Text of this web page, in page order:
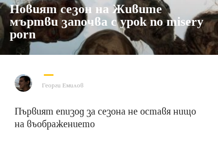
Новият сезон на Живите
мъртви започва с урок по misery
porn
Георги Емилов
Първият епизод за сезона не оставя нищо
на въображението